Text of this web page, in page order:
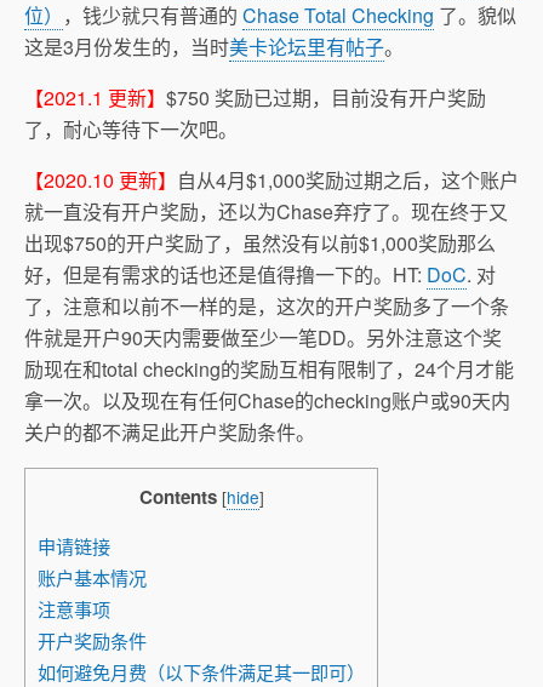
位） ，钱少就只有普通的 Chase Total Checking 了。貌似
这是3月份发生的，当时美卡论坛里有帖子。
【2021.1 更新】 $750 奖励已过期，目前没有开户奖励
了，耐心等待下一次吧。
【2020.10 更新】 自从4月$1,000奖励过期之后，这个账户
就一直没有开户奖励，还以为Chase弃疗了。现在终于又
出现$750的开户奖励了，虽然没有以前$1,000奖励那么
好，但是有需求的话也还是值得撸一下的。HT: DoC. 对
了，注意和以前不一样的是，这次的开户奖励多了一个条
件就是开户90天内需要做至少一笔DD。另外注意这个奖
励现在和total checking的奖励互相有限制了，24个月才能
拿一次。以及现在有任何Chase的checking账户或90天内
关户的都不满足此开户奖励条件。
Contents [hide]
申请链接
账户基本情况
注意事项
开户奖励条件
如何避免月费（以下条件满足其一即可）